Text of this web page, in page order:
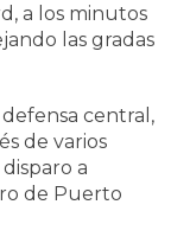
a los minutos
las gradas
central,
de varios
a
de Puerto